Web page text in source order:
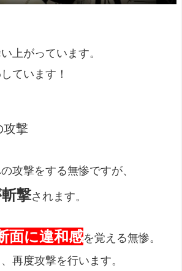
上がっています。
ています！
攻撃
攻撃をする無惨ですが、
撃されます。
面に違和感を覚える無惨。
再度攻撃を行います。